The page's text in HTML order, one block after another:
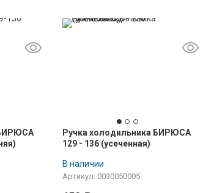
Ручка холодильника БИРЮСА
129 - 136 (усеченная)
В наличии
Артикул: 0030050005